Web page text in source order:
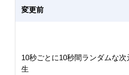
変更前
10秒ごとに10秒間ランダムな
生